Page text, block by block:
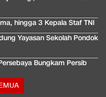
hingga 3 Kepala Staf TNI
Yayasan Sekolah Pondok
Bungkam Persib